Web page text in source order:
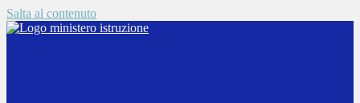
Salta al contenuto